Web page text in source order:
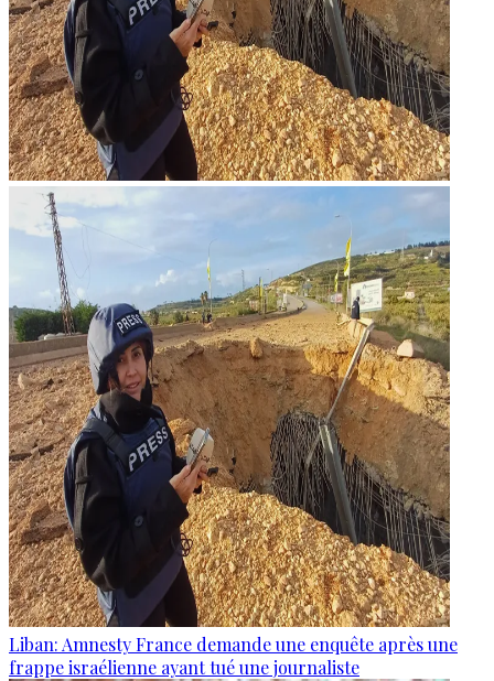
Liban: Amnesty France demande une enquête après une
frappe israélienne ayant tué une journaliste